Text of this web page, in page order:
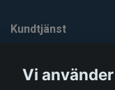
Kundtjänst
Om Smartaskydd
Vi